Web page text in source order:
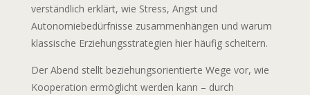
verständlich erklärt, wie Stress, Angst und
Autonomiebedürfnisse zusammenhängen und warum
klassische Erziehungsstrategien hier häufig scheitern.
Der Abend stellt beziehungsorientierte Wege vor, wie
Kooperation ermöglicht werden kann – durch